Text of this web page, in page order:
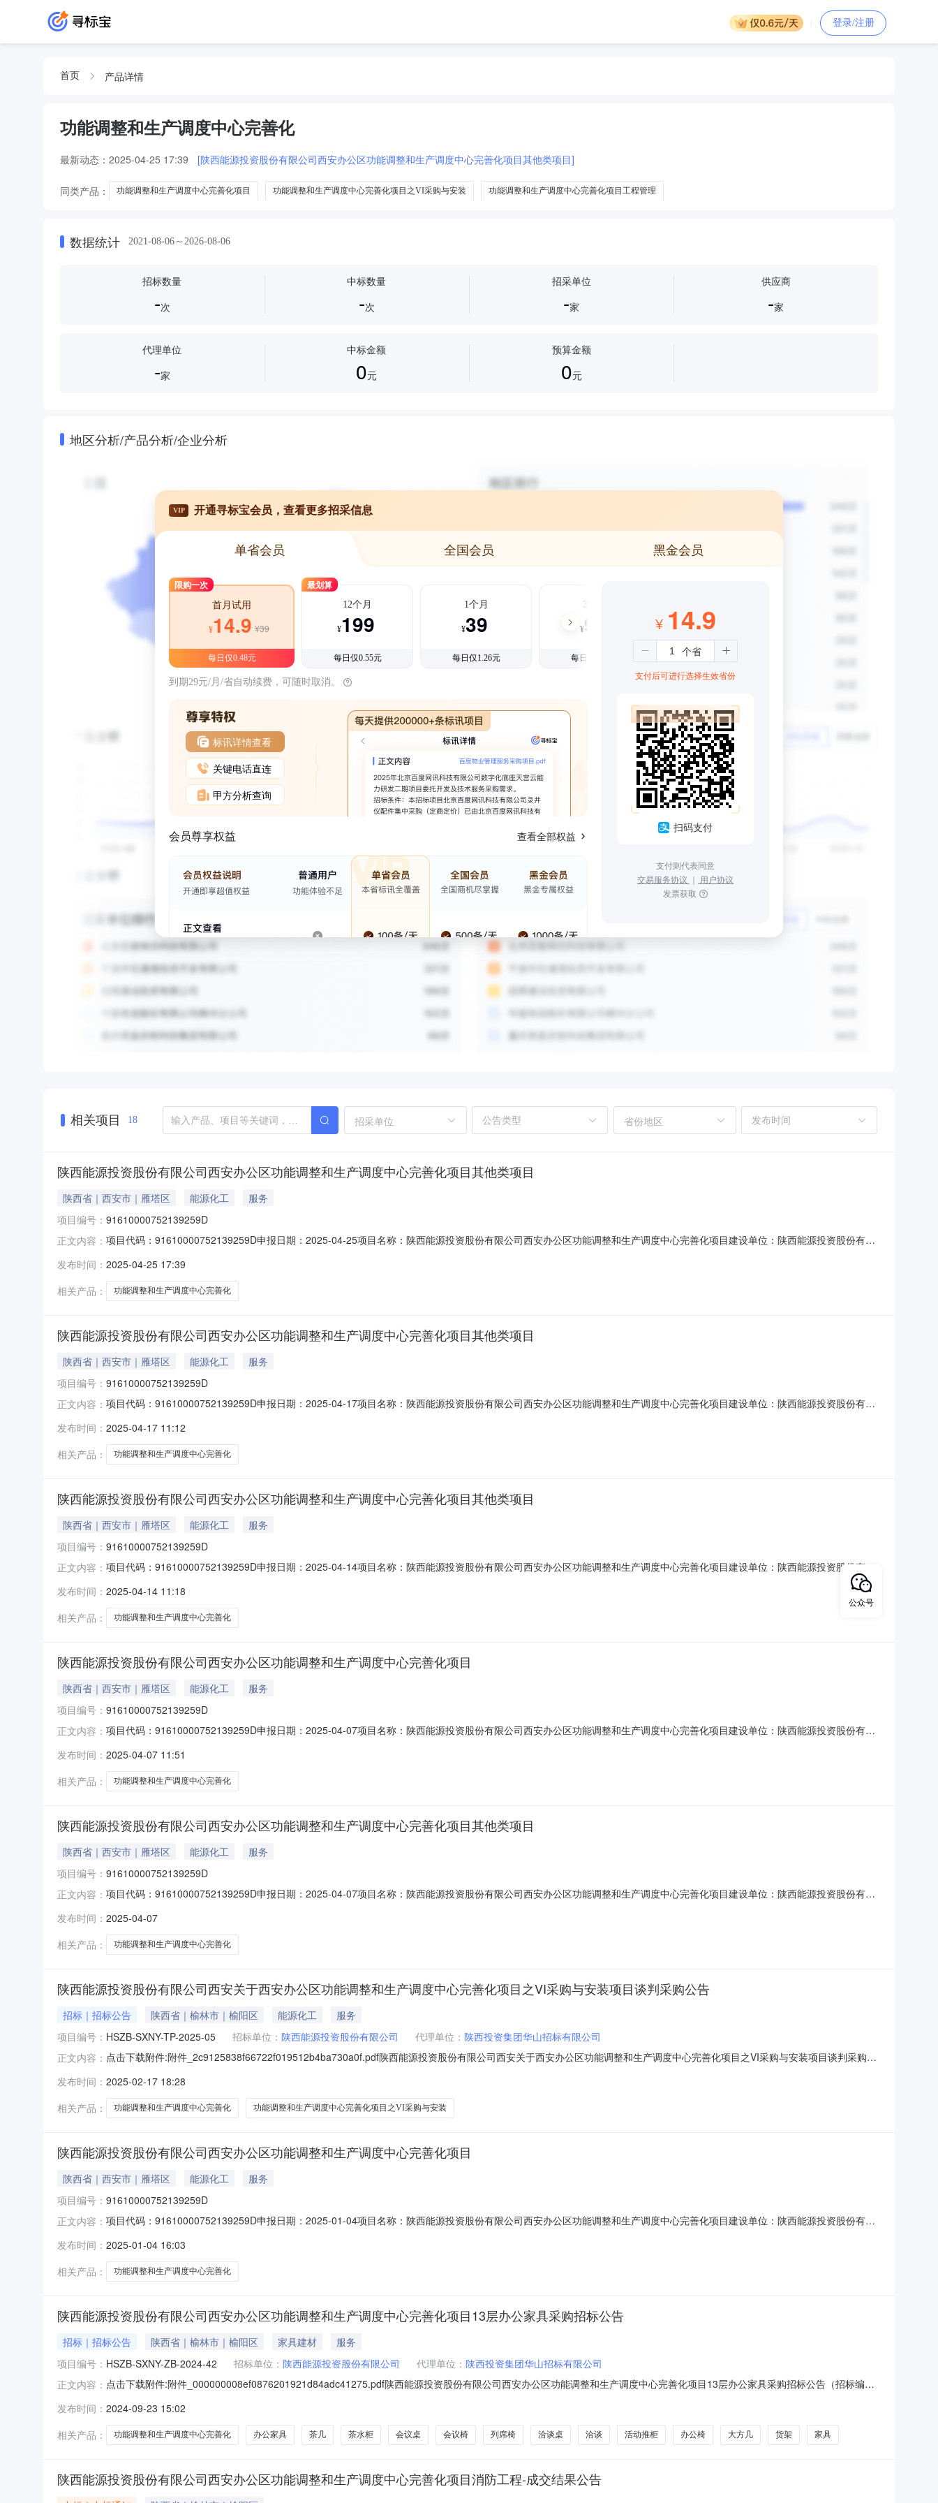
登录/注册
首页 产品详情
功能调整和生产调度中心完善化
最新动态： 2025-04-25 17:39 [陕西能源投资股份有限公司西安办公区功能调整和生产调度中心完善化项目其他类项目]
同类产品： 功能调整和生产调度中心完善化项目 功能调整和生产调度中心完善化项目之VI采购与安装 功能调整和生产调度中心完善化项目工程管理
数据统计 2021-08-06～2026-08-06
招标数量
-次
中标数量
-次
招采单位
-家
供应商
-家
代理单位
-家
中标金额
0元
预算金额
0元
地区分析/产品分析/企业分析
VIP 开通寻标宝会员，查看更多招采信息
单省会员 全国会员 黑金会员
限购一次
首月试用
¥14.9 ¥39
每日仅0.48元
最划算
12个月
¥199
每日仅0.55元
1个月
¥39
每日仅1.26元
3个月
¥99
每日仅1.08元
到期29元/月/省自动续费，可随时取消。
标讯详情查看
关键电话直连
甲方分析查询
会员尊享权益 查看全部权益
¥ 14.9
支付后可进行选择生效省份
扫码支付
支付则代表同意
交易服务协议 ｜ 用户协议
发票获取
相关项目 18 招采单位 省份地区
陕西能源投资股份有限公司西安办公区功能调整和生产调度中心完善化项目其他类项目
陕西省｜西安市｜雁塔区 能源化工
服务
项目编号： 91610000752139259D
正文内容： 项目代码：91610000752139259D申报日期：2025-04-25项目名称：陕西能源投资股份有限公司西安办公区功能调整和生产调度中心完善化项目建设单位：陕西能源投资股份有限
和城乡建设局
发布时间： 2025-04-25 17:39
相关产品：
功能调整和生产调度中心完善化
陕西能源投资股份有限公司西安办公区功能调整和生产调度中心完善化项目其他类项目
陕西省｜西安市｜雁塔区 能源化工
服务
项目编号： 91610000752139259D
正文内容： 项目代码：91610000752139259D申报日期：2025-04-17项目名称：陕西能源投资股份有限公司西安办公区功能调整和生产调度中心完善化项目建设单位：陕西能源投资股份有限
和城乡建设局
发布时间： 2025-04-17 11:12
相关产品：
功能调整和生产调度中心完善化
陕西能源投资股份有限公司西安办公区功能调整和生产调度中心完善化项目其他类项目
陕西省｜西安市｜雁塔区 能源化工
服务
项目编号： 91610000752139259D
正文内容： 项目代码：91610000752139259D申报日期：2025-04-14项目名称：陕西能源投资股份有限公司西安办公区功能调整和生产调度中心完善化项目建设单位：陕西能源投资股份有限
公司建设地址：陕西省西安市雁塔区唐延路45号陕西投资大厦一层（局部）、裙楼三层整层、主楼十三层整层项目类型：其他类项目申报阶段：竣工验收阶段牵头部门：高新区住房
和城乡建设局
发布时间： 2025-04-14 11:18
相关产品：
功能调整和生产调度中心完善化
陕西能源投资股份有限公司西安办公区功能调整和生产调度中心完善化项目
陕西省｜西安市｜雁塔区 能源化工
服务
项目编号： 91610000752139259D
正文内容： 项目代码：91610000752139259D申报日期：2025-04-07项目名称：陕西能源投资股份有限公司西安办公区功能调整和生产调度中心完善化项目建设单位：陕西能源投资股份有限
和城乡建设局
发布时间： 2025-04-07 11:51
相关产品：
功能调整和生产调度中心完善化
陕西能源投资股份有限公司西安办公区功能调整和生产调度中心完善化项目其他类项目
陕西省｜西安市｜雁塔区 能源化工
服务
项目编号： 91610000752139259D
正文内容： 项目代码：91610000752139259D申报日期：2025-04-07项目名称：陕西能源投资股份有限公司西安办公区功能调整和生产调度中心完善化项目建设单位：陕西能源投资股份有限
和城乡建设局
发布时间： 2025-04-07
相关产品：
功能调整和生产调度中心完善化
陕西能源投资股份有限公司西安关于西安办公区功能调整和生产调度中心完善化项目之VI采购与安装项目谈判采购公告
招标｜招标公告 陕西省｜榆林市｜榆阳区 能源化工
服务
项目编号： HSZB-SXNY-TP-2025-05 招标单位： 陕西能源投资股份有限公司 代理单位： 陕西投资集团华山招标有限公司
正文内容： 点击下载附件:附件_2c9125838f66722f019512b4ba730a0f.pdf陕西能源投资股份有限公司西安关于西安办公区功能调整和生产调度中心完善化项目之VI采购与安装项目谈判采购公
项目已由项目审批/核准/备案机关批准，项目资金来源为企业自筹，采购人为陕西能源投资股份有限公司。本项目已具备采购条件，现采购方式为谈判采购。二、项
发布时间： 2025-02-17 18:28
相关产品：
功能调整和生产调度中心完善化 功能调整和生产调度中心完善化项目之VI采购与安装
陕西能源投资股份有限公司西安办公区功能调整和生产调度中心完善化项目
陕西省｜西安市｜雁塔区 能源化工
服务
项目编号： 91610000752139259D
正文内容： 项目代码：91610000752139259D申报日期：2025-01-04项目名称：陕西能源投资股份有限公司西安办公区功能调整和生产调度中心完善化项目建设单位：陕西能源投资股份有限
和城乡建设局
发布时间： 2025-01-04 16:03
相关产品：
功能调整和生产调度中心完善化
陕西能源投资股份有限公司西安办公区功能调整和生产调度中心完善化项目13层办公家具采购招标公告
招标｜招标公告 陕西省｜榆林市｜榆阳区 家具建材
服务
项目编号： HSZB-SXNY-ZB-2024-42 招标单位： 陕西能源投资股份有限公司 代理单位： 陕西投资集团华山招标有限公司
正文内容： 点击下载附件:附件_000000008ef0876201921d84adc41275.pdf陕西能源投资股份有限公司西安办公区功能调整和生产调度中心完善化项目13层办公家具采购招标公告（招标编
项目审批/核准/备案机关，项目资金来源为其他资金100.0%，招标人为陕西能源投资股份有限公司。本项目已具备招标条件，现招标方式为公开招标。二、项目概况
发布时间： 2024-09-23 15:02
相关产品：
功能调整和生产调度中心完善化 办公家具 茶几 茶水柜 会议桌 会议椅 列席椅 洽谈桌 洽谈 活动推柜 办公椅 大方几 货架 家具
陕西能源投资股份有限公司西安办公区功能调整和生产调度中心完善化项目消防工程-成交结果公告
公众号